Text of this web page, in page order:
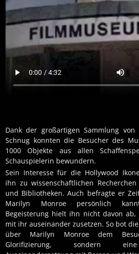
Dank der großartigen Sammlung von
Schnug konnten die Besucher des
1000 Objekte aus allen
Schauspielerin bewundern.
Sein Interesse für die Hollywood
ihn zu wissenschaftlichen
und Bibliotheken. Auch befragte er
Marilyn Monroe persönlich
Begeisterung hielt ihn nicht davon ab,
mit ihr auseinander zusetzen. So bot
über Marilyn Monroe dem
Glorifizierung, sondern